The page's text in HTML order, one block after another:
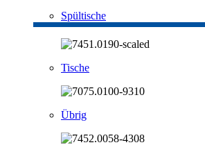
Spültische
Tische
Übrig